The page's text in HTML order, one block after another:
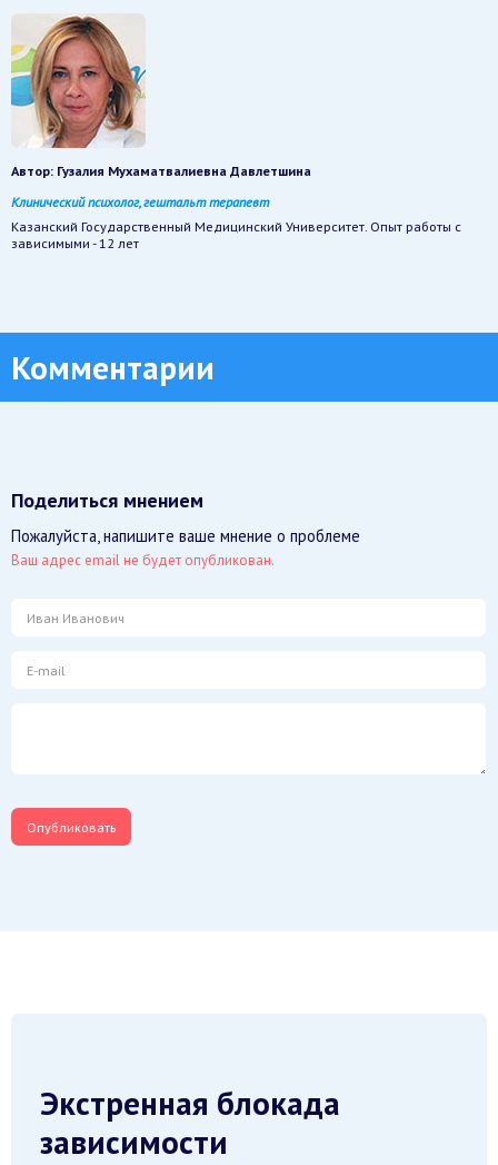
Автор: Гузалия Мухаматвалиевна Давлетшина
Клинический психолог, гештальт терапевт
Казанский Государственный Медицинский Университет. Опыт работы с
зависимыми - 12 лет
Комментарии
Поделиться мнением
Пожалуйста, напишите ваше мнение о проблеме
Ваш адрес email не будет опубликован.
Экстренная блокада
зависимости